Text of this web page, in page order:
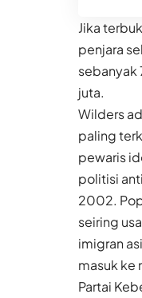
Jika
penjara
sebanyak
juta.
Wilders
paling
pewaris
politisi
2002.
seiring
imigran
masuk ke
Partai